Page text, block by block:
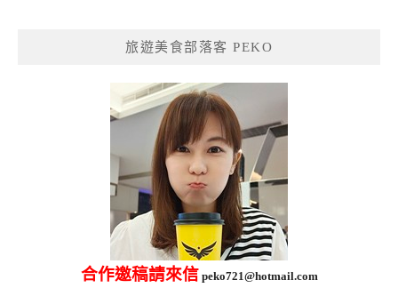
旅遊美食部落客 PEKO
合作邀稿請來信 peko721@hotmail.com